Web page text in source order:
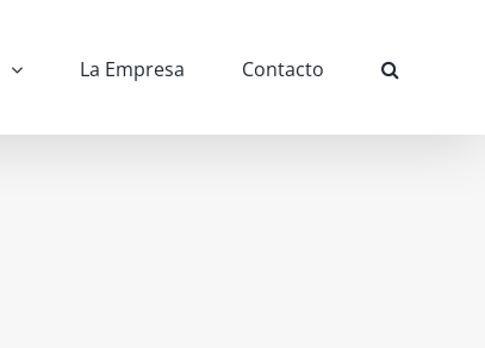
La Empresa Contacto